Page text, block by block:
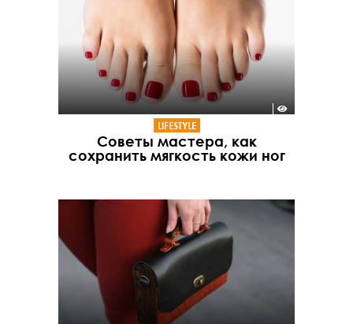
LIFESTYLE
Советы мастера, как
сохранить мягкость кожи ног